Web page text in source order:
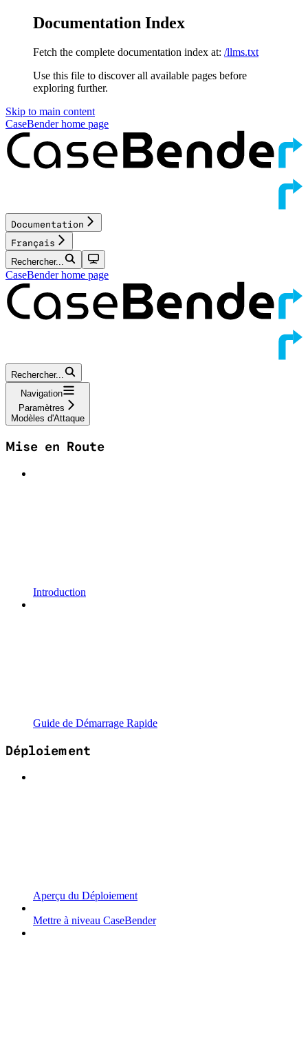
Documentation Index
Fetch the complete documentation index at: /llms.txt
Use this file to discover all available pages before
exploring further.
Skip to main content
CaseBenderhome page
Documentation
Français
Rechercher...
CaseBenderhome page
Rechercher...
Navigation
Paramètres
Modèles d'Attaque
Mise en Route
Introduction
Guide de Démarrage Rapide
Déploiement
Aperçu du Déploiement
Mettre à niveau CaseBender